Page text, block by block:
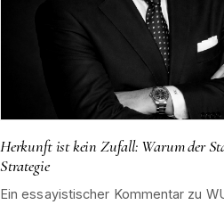
Herkunft ist kein Zufall: Warum der
Strategie
Ein essayistischer Kommentar zu